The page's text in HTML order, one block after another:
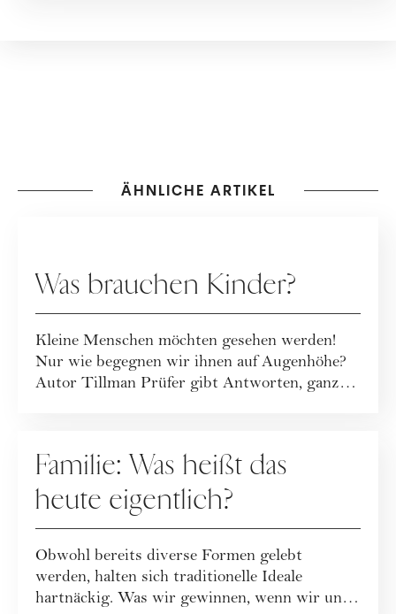
ÄHNLICHE ARTIKEL
Was brauchen Kinder?
Kleine Menschen möchten gesehen werden!
Nur wie begegnen wir ihnen auf Augenhöhe?
Autor Tillman Prüfer gibt Antworten, ganz
Familie: Was heißt das
heute eigentlich?
Obwohl bereits diverse Formen gelebt
werden, halten sich traditionelle Ideale
hartnäckig. Was wir gewinnen, wenn wir uns